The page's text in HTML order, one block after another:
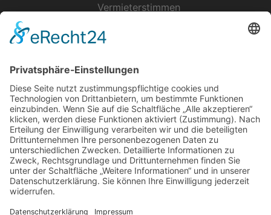
Vermieterstimmen
Urlaubsservice
Bücher, Karten & CD's
Ihre Anreise
Wetter
Links
Nutzungsbedingungen
Datenschutz